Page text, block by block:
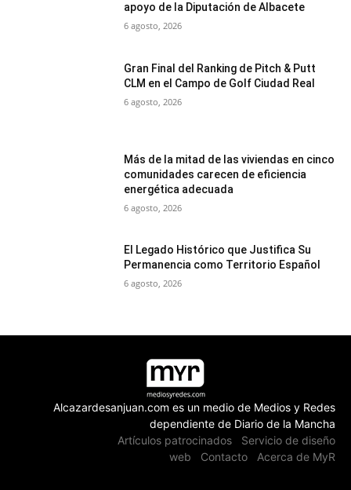
apoyo de la Diputación de Albacete
6 agosto, 2026
Gran Final del Ranking de Pitch & Putt
CLM en el Campo de Golf Ciudad Real
6 agosto, 2026
Más de la mitad de las viviendas en cinco
comunidades carecen de eficiencia
energética adecuada
6 agosto, 2026
El Legado Histórico que Justifica Su
Permanencia como Territorio Español
6 agosto, 2026
Alcazardesanjuan.com es un medio de Medios y Redes
dependiente de Diario de la Mancha
Artículos patrocinados
Servicio de diseño
web
Contacto Acerca de MyR